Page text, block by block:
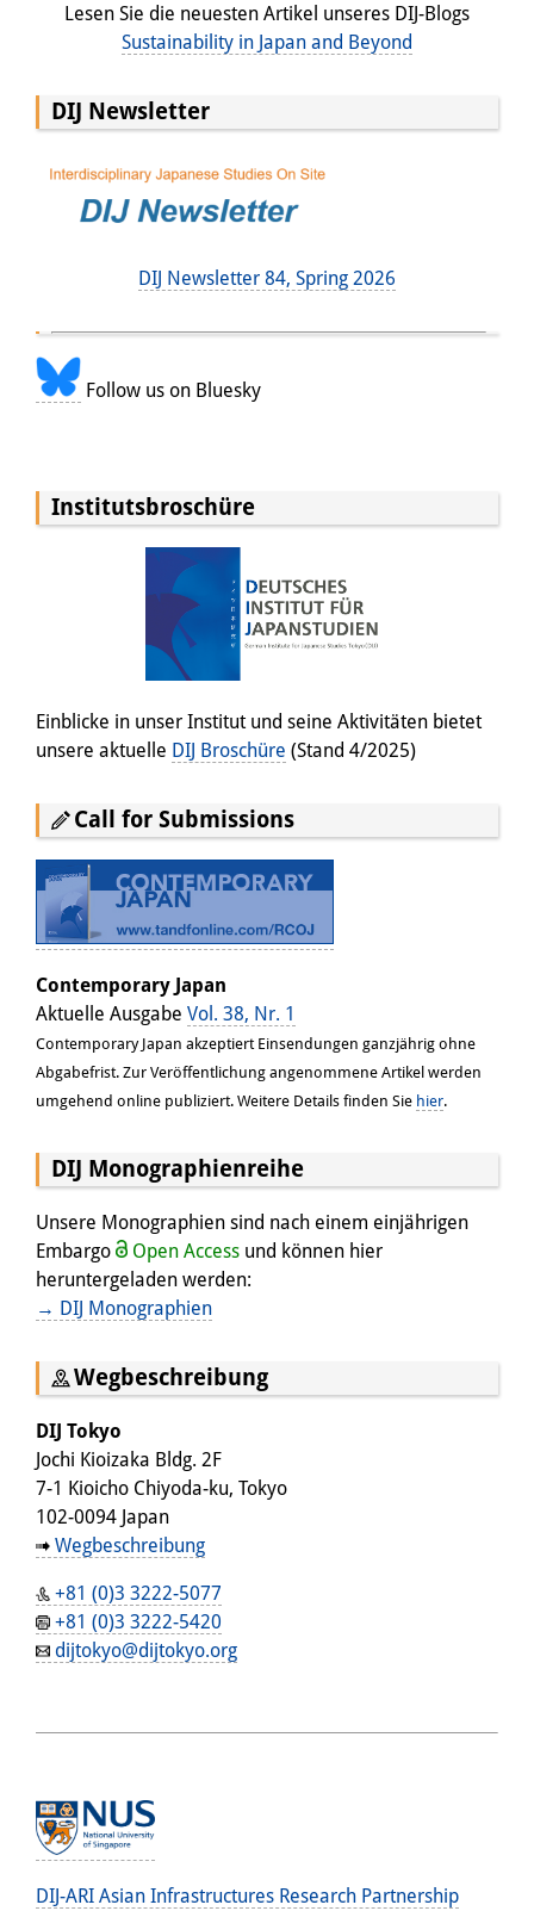
Lesen Sie die neuesten Artikel unseres DIJ-Blogs
Sustainability in Japan and Beyond
DIJ Newsletter
DIJ Newsletter 84, Spring 2026
Follow us on Bluesky
Institutsbroschüre
Einblicke in unser Institut und seine Aktivitäten bietet
unsere aktuelle DIJ Broschüre (Stand 4/2025)
Call for Submissions
Contemporary Japan
Aktuelle Ausgabe Vol. 38, Nr. 1
Contemporary Japan akzeptiert Einsendungen ganzjährig ohne
Abgabefrist. Zur Veröffentlichung angenommene Artikel werden
umgehend online publiziert. Weitere Details finden Sie hier.
DIJ Monographienreihe
Unsere Monographien sind nach einem einjährigen
Embargo
Open Access und können hier
heruntergeladen werden:
→ DIJ Monographien
Wegbeschreibung
DIJ Tokyo
Jochi Kioizaka Bldg. 2F
7-1 Kioicho Chiyoda-ku, Tokyo
102-0094 Japan
Wegbeschreibung
+81 (0)3 3222-5077
+81 (0)3 3222-5420
dijtokyo@dijtokyo.org
DIJ-ARI Asian Infrastructures Research Partnership